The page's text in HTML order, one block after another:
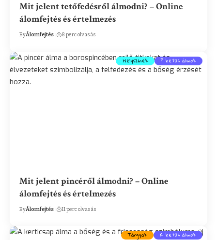
Mit jelent tetőfedésről álmodni? – Online
álomfejtés és értelmezés
ByÁlomfejtés 8 perc olvasás
Helyszínek P betűs álmok
Mit jelent pincéről álmodni? – Online
álomfejtés és értelmezés
ByÁlomfejtés 11 perc olvasás
Tárgyak K betűs álmok